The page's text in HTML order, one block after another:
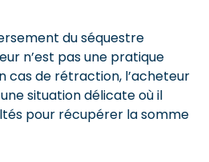
du séquestre
n’est pas une pratique
cas de rétraction, l’acheteur
situation délicate où il
pour récupérer la somme